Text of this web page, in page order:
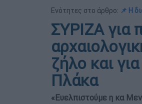
Ενότητες στο άρθρο: 📌 Η
ΣΥΡΙΖΑ για
ζήλο και
Πλάκα
«Ευελπιστούμε η κα